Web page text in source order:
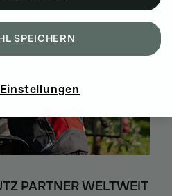
PARTNER WELTWEIT
SPEICHERN